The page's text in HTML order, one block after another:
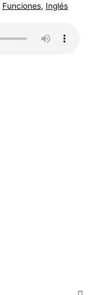
Funciones, Inglés